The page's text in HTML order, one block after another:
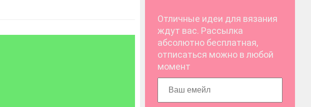
Отличные идеи для вязания
ждут вас. Рассылка
абсолютно бесплатная,
отписаться можно в любой
момент